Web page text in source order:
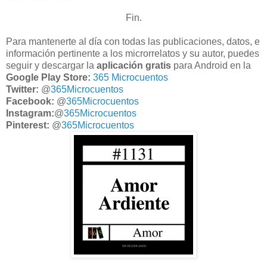
Fin.
Para mantenerte al día con todas las publicaciones, datos, e
información pertinente a los microrrelatos y su autor, puedes
seguir y descargar la aplicación gratis para Android en la
Google Play Store: 365 Microcuentos
Twitter: @365Microcuentos
Facebook: @365Microcuentos
Instagram:@365Microcuentos
Pinterest: @365Microcuentos